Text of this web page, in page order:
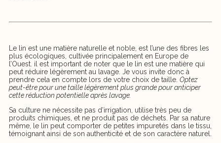
Le lin est une matière naturelle et noble, est l’une des fibres les
plus écologiques, cultivée principalement en Europe de
l’Ouest. il est important de noter que le lin est une matière qui
peut réduire légèrement au lavage. Je vous invite donc à
prendre cela en compte lors de votre choix de taille. Optez
peut-être pour une taille légèrement plus grande pour anticiper
cette réduction potentielle après lavage.
Sa culture ne nécessite pas d’irrigation, utilise très peu de
produits chimiques, et ne produit pas de déchets. Par sa nature
même, le lin peut comporter de petites impuretés dans le tissu,
témoignant ainsi de son authenticité et de son caractère naturel.